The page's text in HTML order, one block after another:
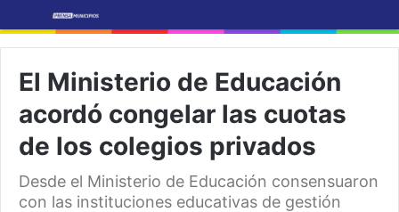
El Ministerio de Educación
acordó congelar las cuotas
de los colegios privados
Desde el Ministerio de Educación consensuaron
con las instituciones educativas de gestión